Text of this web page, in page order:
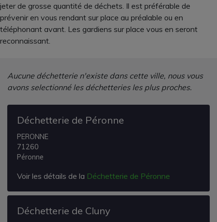
jeter de grosse quantité de déchets. Il est préférable de
prévenir en vous rendant sur place au préalable ou en
téléphonant avant. Les gardiens sur place vous en seront
reconnaissant.
Aucune déchetterie n'existe dans cette ville, nous vous
avons selectionné les déchetteries les plus proches.
Déchetterie de Péronne
PERONNE
71260
Péronne
Voir les détails de la Déchetterie de Péronne
Déchetterie de Cluny